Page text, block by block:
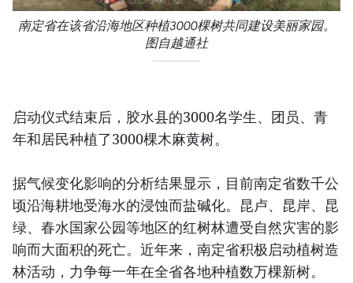
南定省在该省沿海地区种植3000棵树共同建设美丽家园。
图自越通社
启动仪式结束后，胶水县的3000名学生、团员、青
年和居民种植了3000棵木麻黄树。
据气候变化影响的分析结果显示，目前南定省数千公
顷沿海耕地受海水的浸蚀而盐碱化。昆卢、昆岸、昆
绿、春水国家公园等地区的红树林遭受自然灾害的影
响而大面积的死亡。近年来，南定省积极启动植树造
林活动，力争每一年在全省各地种植数万棵新树。